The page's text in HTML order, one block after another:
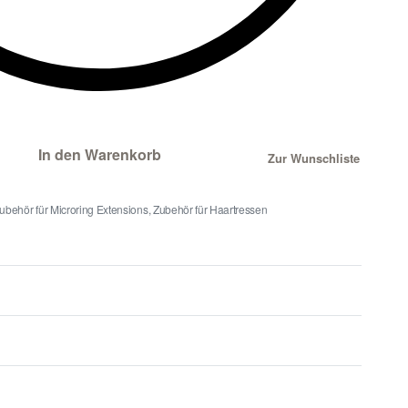
In den Warenkorb Zur Wunschliste
für Microring Extensions,Zubehör für Haartressen